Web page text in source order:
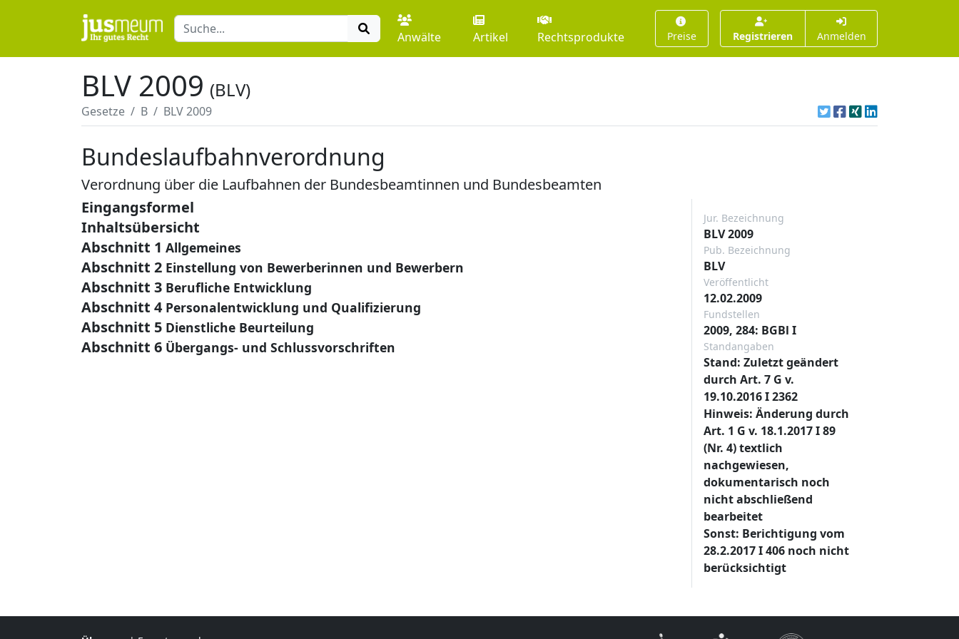
Anwälte Artikel Rechtsprodukte Preise Registrieren Anmelden
BLV 2009 (BLV)
Gesetze B BLV 2009
Bundeslaufbahnverordnung
Verordnung über die Laufbahnen der Bundesbeamtinnen und Bundesbeamten
Eingangsformel
Inhaltsübersicht
Abschnitt 1 Allgemeines
Abschnitt 2 Einstellung von Bewerberinnen und Bewerbern
Abschnitt 3 Berufliche Entwicklung
Abschnitt 4 Personalentwicklung und Qualifizierung
Abschnitt 5 Dienstliche Beurteilung
Abschnitt 6 Übergangs- und Schlussvorschriften
Jur. Bezeichnung
BLV 2009
Pub. Bezeichnung
BLV
Veröffentlicht
12.02.2009
Fundstellen
2009, 284: BGBl I
Standangaben
Stand: Zuletzt geändert
durch Art. 7 G v.
19.10.2016 I 2362
Hinweis: Änderung durch
Art. 1 G v. 18.1.2017 I 89
(Nr. 4) textlich
nachgewiesen,
dokumentarisch noch
nicht abschließend
bearbeitet
Sonst: Berichtigung vom
28.2.2017 I 406 noch nicht
berücksichtigt